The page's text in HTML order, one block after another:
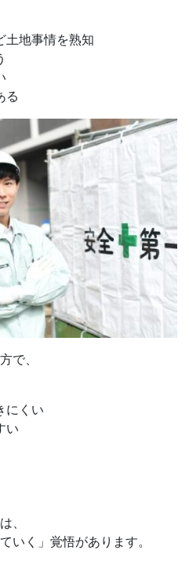
土地事情を熟知
る
で、
にくい
い
、
いく」覚悟があります。